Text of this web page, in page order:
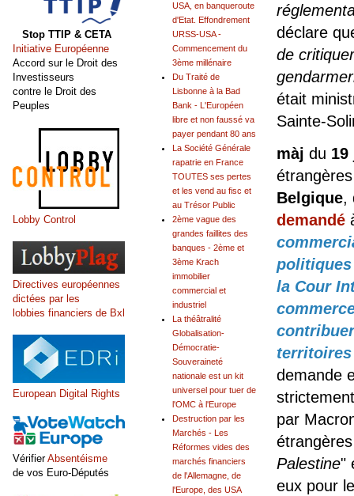
déclare
de
était
Sainte-
màj du 19
Belgique,
demandé
la Cour
demande
par
Palestine"
eux pour
USA, en banqueroute
d'Etat. Effondrement
URSS-USA -
Commencement du
3ème millénaire
Du Traité de
Lisbonne à la Bad
Bank - L'Européen
libre et non faussé va
payer pendant 80 ans
La Société Générale
rapatrie en France
TOUTES ses pertes
et les vend au fisc et
au Trésor Public
2ème vague des
grandes faillites des
banques - 2ème et
3ème Krach
immobilier
commercial et
industriel
La théâtralité
Globalisation-
Démocratie-
Souveraineté
nationale est un kit
universel pour tuer de
l'OMC à l'Europe
Destruction par les
Marchés - Les
Réformes vides des
marchés financiers
de l'Allemagne, de
l'Europe, des USA
Stop TTIP & CETA
Initiative Européenne
Accord sur le Droit des
Investisseurs
contre le Droit des
Peuples
Lobby Control
Directives européennes
dictées par les
lobbies financiers de Bxl
European Digital Rights
VérifierAbsentéisme
de vos Euro-Députés